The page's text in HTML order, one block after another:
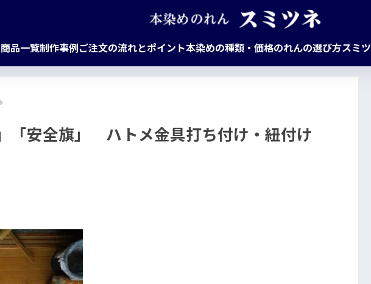
商品一覧制作事例ご注文の流れとポイント本染めの種類・価格のれんの選び方スミ
安全旗」 ハトメ金具打ち付け・紐付け